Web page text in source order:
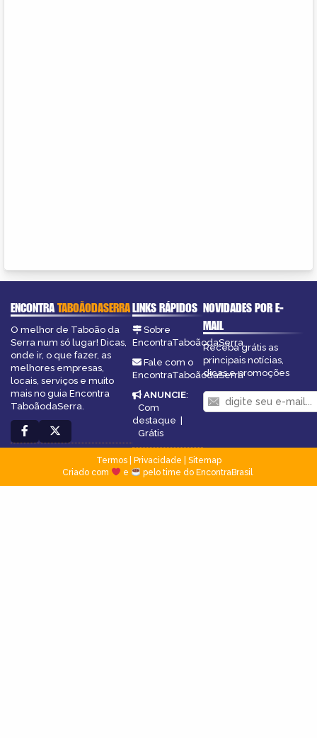
ENCONTRATABOÃODASERRA
O melhor de Taboão da
Serra num só lugar! Dicas,
onde ir, o que fazer, as
melhores empresas,
locais, serviços e muito
mais no guia Encontra
TaboãodaSerra.
LINKS RÁPIDOS
Sobre
EncontraTaboãodaSerra
Fale com o
EncontraTaboãodaSerra
ANUNCIE:
Com
destaque
Grátis
NOVIDADES POR E-
MAIL
Receba grátis as
principais notícias,
dicas e promoções
Termos| Privacidade
Sitemap
Criado com
e pelo time do EncontraBrasil